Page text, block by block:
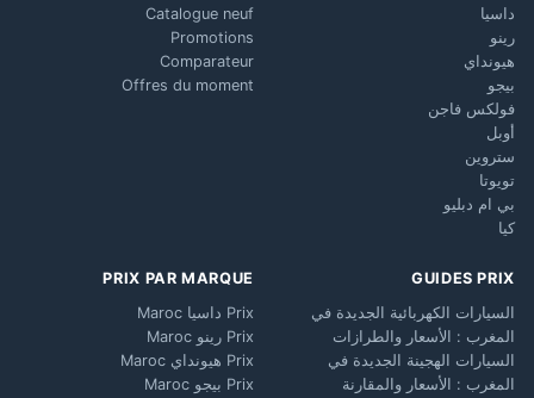
داسيا
رينو
هيونداي
بيجو
فولكس فاجن
أوبل
ستروين
تويوتا
بي ام دبليو
كيا
Catalogue neuf
Promotions
Comparateur
Offres du moment
GUIDES PRIX
السيارات الكهربائية الجديدة في
المغرب : الأسعار والطرازات
السيارات الهجينة الجديدة في
المغرب : الأسعار والمقارنة
PRIX PAR MARQUE
Prix داسيا Maroc
Prix رينو Maroc
Prix هيونداي Maroc
Prix بيجو Maroc